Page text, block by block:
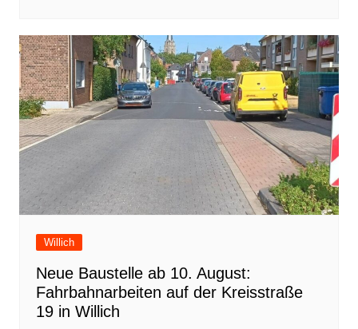
Willich
Neue Baustelle ab 10. August:
Fahrbahnarbeiten auf der Kreisstraße
19 in Willich